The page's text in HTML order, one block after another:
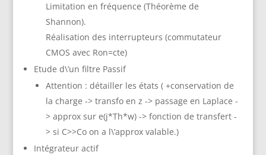
Limitation en fréquence (Théorème de
Shannon).
Réalisation des interrupteurs (commutateur
CMOS avec Ron=cte)
Etude d\’un filtre Passif
Attention : détailler les états ( +conservation de
la charge -> transfo en z -> passage en Laplace -
> approx sur e(j*Th*w) -> fonction de transfert -
> si C>>Co on a l\’approx valable.)
Intégrateur actif